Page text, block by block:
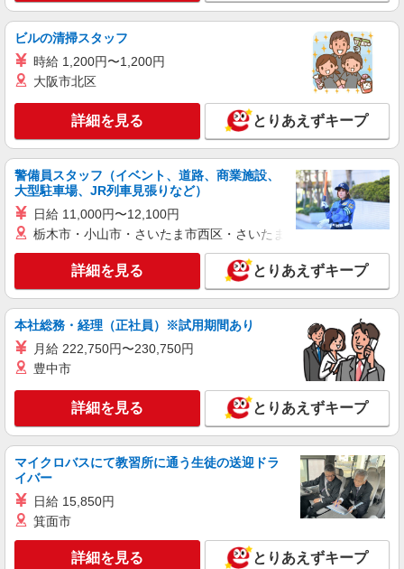
ケンタッキーフライドチキン 筑波学園店
カウンター・キッチンスタッフ ＜優先募集日
キープ 詳細を見る
アルバイト パート
ケンタッキーフライドチキン イオンモールつくば店
カウンター・キッチンスタッフ ＜優先募集日
時＞平日（月〜金） フルタイム
時給1200円
茨城県つくば市稲岡66‐1
キープ
アルバイト パート
ケンタッキーフライドチキン つくば研究学園店
カウンター・キッチンスタッフ ＜優先募集日
時＞土日祝 フルタイム
時給1100円 土日祝祭日時給1150円
茨城県つくば市研究学園5丁目17－4
キープ 詳細を見る
アルバイト パート
ケンタッキーフライドチキン イオンモールつくば店
ビルの清掃スタッフ
時給 1,200円〜1,200円
大阪市北区
詳細を見る とりあえずキープ
警備員スタッフ（イベント、道路、商業施設、
大型駐車場、JR列車見張りなど）
日給 11,000円〜12,100円
栃木市・小山市・さいたま市西区・さいたま市岩槻区・久喜市・
詳細を見る とりあえずキープ
本社総務・経理（正社員）※試用期間あり
月給 222,750円〜230,750円
豊中市
詳細を見る とりあえずキープ
マイクロバスにて教習所に通う生徒の送迎ドラ
イバー
日給 15,850円
箕面市
詳細を見る とりあえずキープ